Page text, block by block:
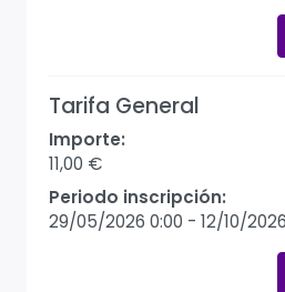
Tarifa General
Importe:
11,00 €
Periodo inscripción:
29/05/2026 0:00 - 12/10/